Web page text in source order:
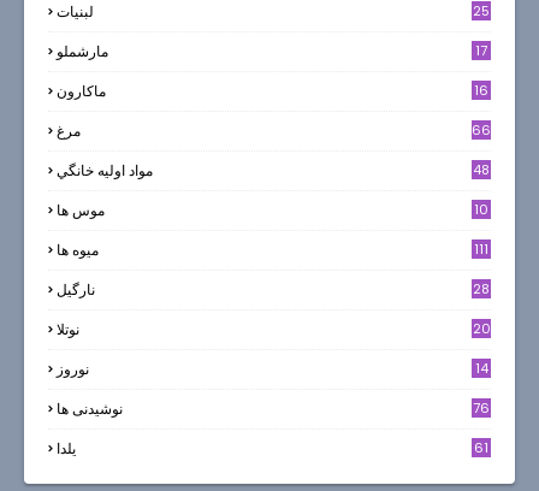
لبنيات 25
مارشملو 17
ماکارون 16
مرغ 66
مواد اوليه خانگي 48
موس ها 10
میوه ها 111
نارگيل 28
نوتلا 20
نوروز
14
نوشیدنی ها 76
یلدا 61